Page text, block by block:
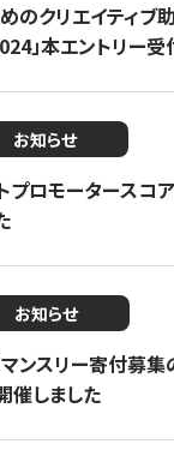
のクリエイティブ
」本エントリー
お知らせ
ロモータースコ
お知らせ
マンスリー寄付募
催しました